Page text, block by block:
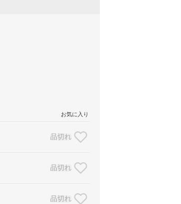
お気に入り
品切れ
品切れ
品切れ